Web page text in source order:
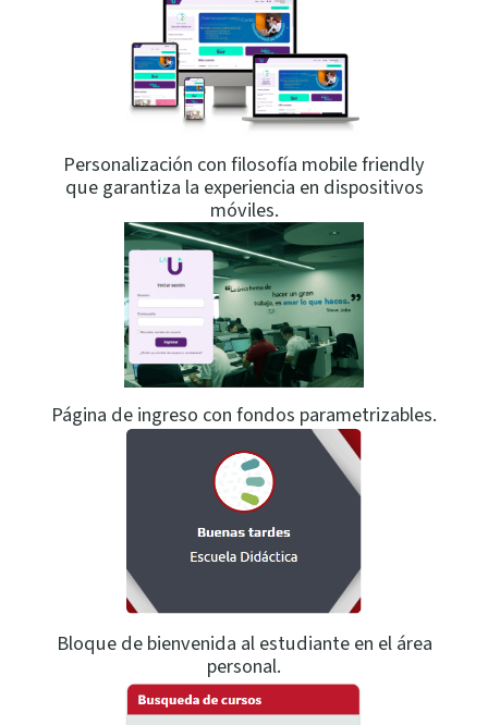
Personalización con filosofía mobile friendly
que garantiza la experiencia en dispositivos
móviles.
Página de ingreso con fondos parametrizables.
Bloque de bienvenida al estudiante en el área
personal.